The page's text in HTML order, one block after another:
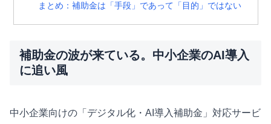
まとめ：補助金は「手段」であって「目的」ではない
補助金の波が来ている。中小企業のAI導入
に追い風
中小企業向けの「デジタル化・AI導入補助金」対応サービ